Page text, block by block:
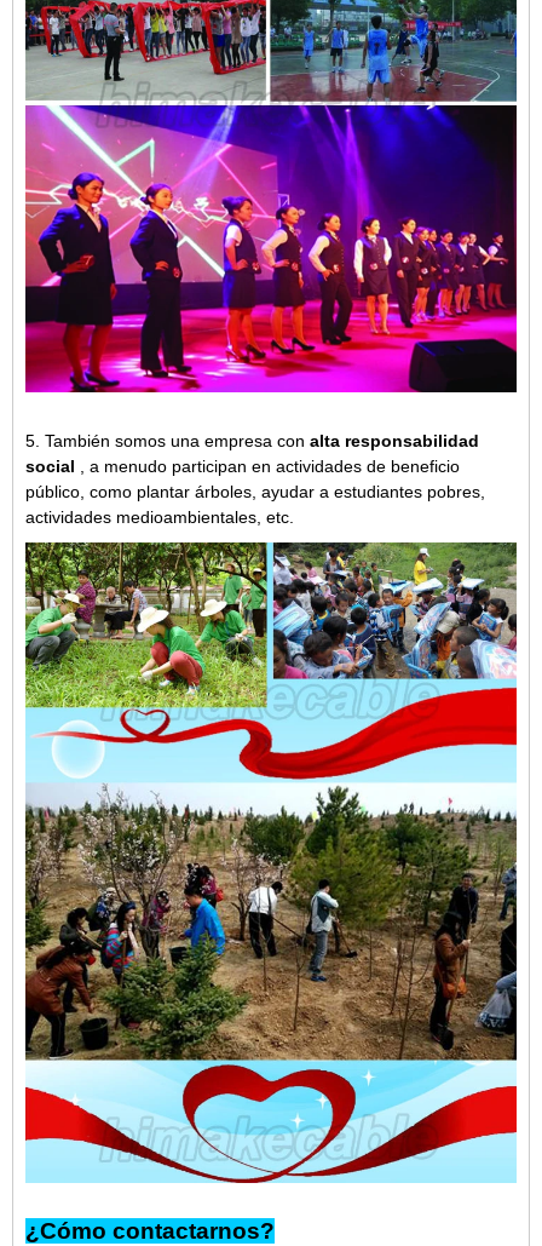
5. También somos una empresa con alta responsabilidad
social
, a menudo participan en actividades de beneficio
público, como plantar árboles, ayudar a estudiantes pobres,
actividades medioambientales, etc.
¿Cómo contactarnos?